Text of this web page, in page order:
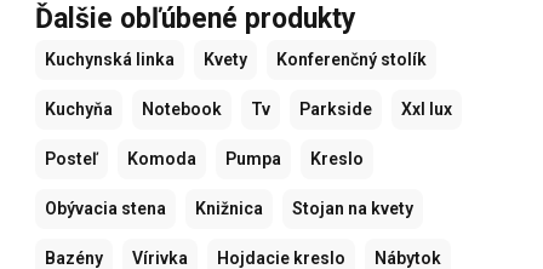
Ďalšie obľúbené produkty
Kuchynská linka Kvety Konferenčný stolík
Kuchyňa Notebook Tv Parkside Xxl lux
Posteľ Komoda Pumpa Kreslo
Obývacia stena Knižnica Stojan na kvety
Bazény Vírivka Hojdacie kreslo Nábytok